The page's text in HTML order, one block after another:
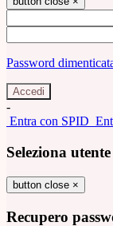
Password
-
Entra con SPID
Seleziona utente
button close ×
Recupero